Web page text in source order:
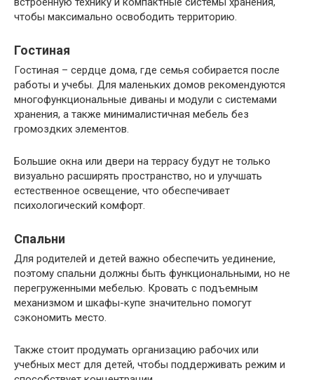
чтобы максимально освободить территорию.
Гостиная
Гостиная – сердце дома, где семья собирается после
работы и учебы. Для маленьких домов рекомендуются
многофункциональные диваны и модули с системами
хранения, а также минималистичная мебель без
громоздких элементов.
Большие окна или двери на террасу будут не только
визуально расширять пространство, но и улучшать
естественное освещение, что обеспечивает
психологический комфорт.
Спальни
Для родителей и детей важно обеспечить уединение,
поэтому спальни должны быть функциональными, но не
перегруженными мебелью. Кровать с подъемным
механизмом и шкафы-купе значительно помогут
сэкономить место.
Также стоит продумать организацию рабочих или
учебных мест для детей, чтобы поддерживать режим и